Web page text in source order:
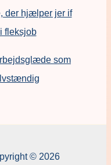
der hjælper jer if
fleksjob
som
© 2026